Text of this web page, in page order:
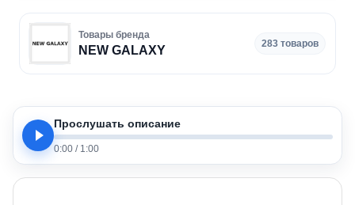
Товары бренда
NEW GALAXY
283 товаров
Прослушать описание
0:00 / 1:00